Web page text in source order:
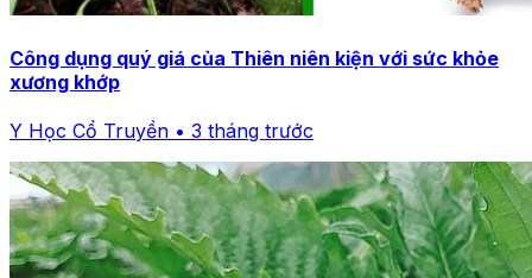
Công dụng quý giá của Thiên niên kiện với sức khỏe
xương khớp
Y Học Cổ Truyền • 3 tháng trước